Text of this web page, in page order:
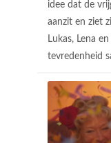
idee dat de
aanzit en ziet
Lukas, Lena
tevredenheid